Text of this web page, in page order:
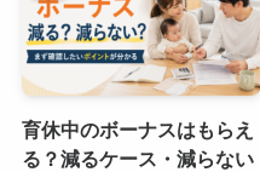
育休中のボーナスはもらえ
る？減るケース・減らない